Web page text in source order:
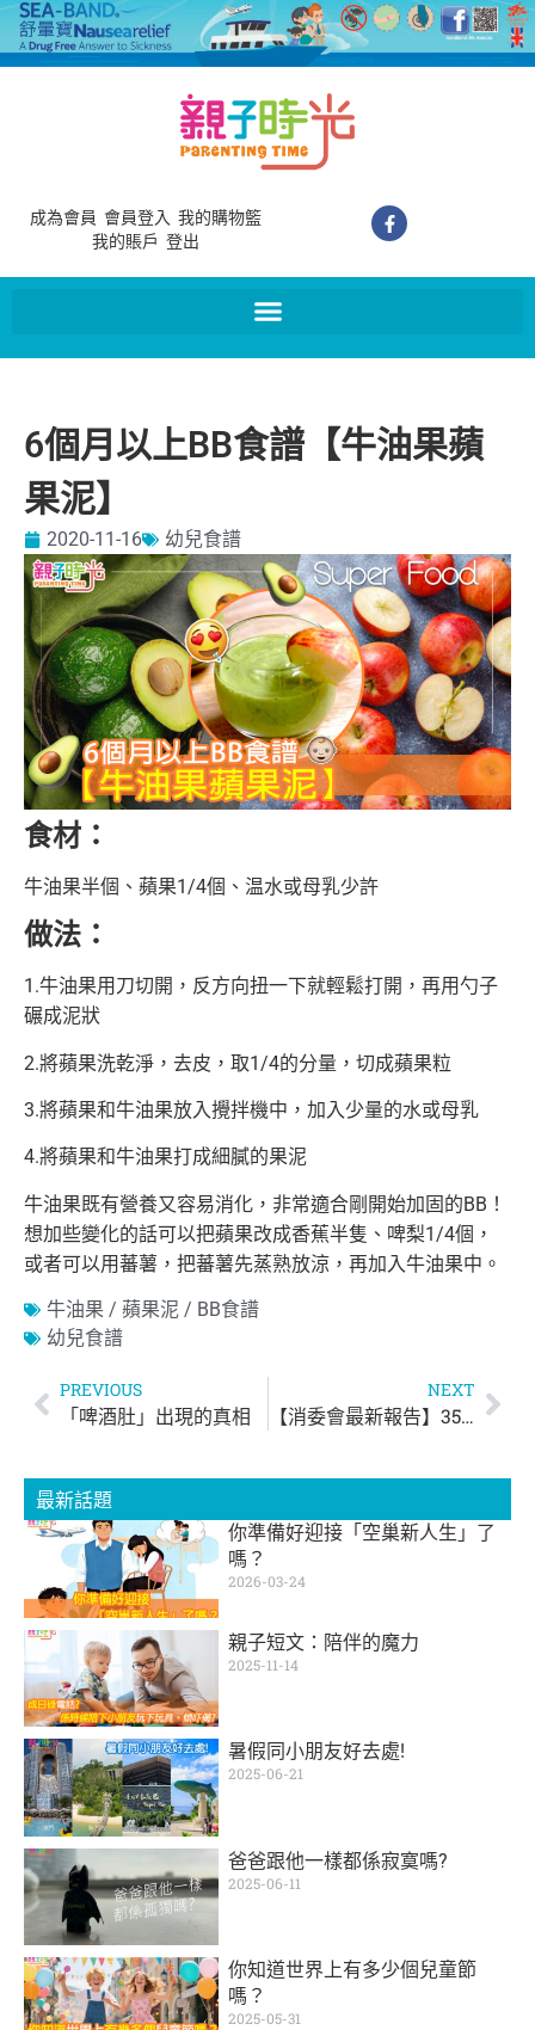
成為會員 會員登入 我的購物籃
我的賬戶 登出
6個月以上BB食譜【牛油果蘋
果泥】
2020-11-16 幼兒食譜
食材：
牛油果半個、蘋果1/4個、温水或母乳少許
做法：
1.牛油果用刀切開，反方向扭一下就輕鬆打開，再用勺子
碾成泥狀
2.將蘋果洗乾淨，去皮，取1/4的分量，切成蘋果粒
3.將蘋果和牛油果放入攪拌機中，加入少量的水或母乳
4.將蘋果和牛油果打成細膩的果泥
牛油果既有營養又容易消化，非常適合剛開始加固的BB！
想加些變化的話可以把蘋果改成香蕉半隻、啤梨1/4個，
或者可以用蕃薯，把蕃薯先蒸熟放涼，再加入牛油果中。
牛油果 / 蘋果泥 / BB食譜
幼兒食譜
PREVIOUS
「啤酒肚」出現的真相
NEXT
【消委會最新報告】35款乾意粉均藏有異物 「日清食品」及「馬莎」昆蟲碎片含量最高
最新話題
你準備好迎接「空巢新人生」了
嗎？
2026-03-24
親子短文：陪伴的魔力
2025-11-14
暑假同小朋友好去處!
2025-06-21
爸爸跟他一樣都係寂寞嗎?
2025-06-11
你知道世界上有多少個兒童節
嗎？
2025-05-31